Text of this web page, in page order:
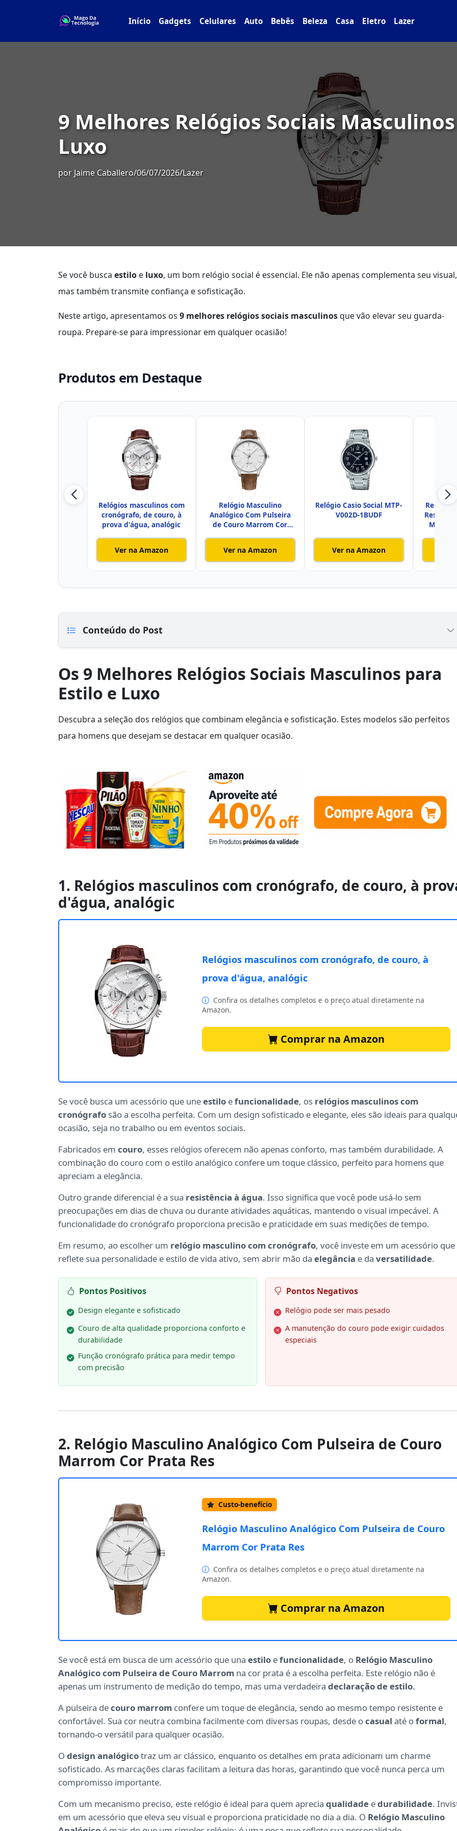
Início Gadgets Celulares Auto Bebês Beleza Casa Eletro Lazer
9 Melhores Relógios Sociais
Luxo
por Jaime Caballero/06/07/2026/Lazer
Se você busca estilo e luxo, um bom relógio social é essencial. Ele não apenas complementa seu visual,
mas também transmite confiança e sofisticação.
Neste artigo, apresentamos os 9 melhores relógios sociais masculinosque vão elevar seu guarda-
roupa. Prepare-se para impressionar em qualquer ocasião!
Produtos em Destaque
Relógios masculinos com
cronógrafo, de couro, à
prova d'água, analógic
Ver na Amazon
Relógio Masculino
Analógico Com Pulseira
de Couro Marrom Cor
Ver na Amazon
Relógio Casio Social MTP-
V002D-1BUDF
Ver na Amazon
Relógio
Conteúdo do Post
Os 9 Melhores Relógios Sociais Masculinos para
Estilo e Luxo
Descubra a seleção dos relógios que combinam elegância e sofisticação. Estes modelos são perfeitos
para homens que desejam se destacar em qualquer ocasião.
1. Relógios masculinos com cronógrafo, de couro, à
d'água, analógic
Relógios masculinos com cronógrafo, de couro, à
prova d'água, analógic
Confira os detalhes completos e o preço atual diretamente na
Amazon.
Comprar na Amazon
Se você busca um acessório que uneestilo efuncionalidade, os relógios masculinos com
cronógrafo são a escolha perfeita. Com um design sofisticado e elegante, eles são ideais para
ocasião, seja no trabalho ou em eventos sociais.
Fabricados em couro, esses relógios oferecem não apenas conforto, mas também durabilidade. A
combinação do couro com o estilo analógico confere um toque clássico, perfeito para homens que
apreciam a elegância.
Outro grande diferencial é a sua resistência à água. Isso significa que você pode usá-lo sem
preocupações em dias de chuva ou durante atividades aquáticas, mantendo o visual impecável. A
funcionalidade do cronógrafo proporciona precisão e praticidade em suas medições de tempo.
Em resumo, ao escolher um relógio masculino com cronógrafo, você investe em um acessório que
reflete sua personalidade e estilo de vida ativo, sem abrir mão da elegância e da versatilidade.
Pontos Positivos
Design elegante e sofisticado
Couro de alta qualidade proporciona conforto e
durabilidade
Função cronógrafo prática para medir tempo
com precisão
Pontos Negativos
Relógio pode ser mais pesado
A manutenção do couro pode exigir cuidados
especiais
2. Relógio Masculino Analógico Com Pulseira de Couro
Marrom Cor Prata Res
Custo-benefício
Relógio Masculino Analógico Com Pulseira de Couro
Marrom Cor Prata Res
Confira os detalhes completos e o preço atual diretamente na
Amazon.
Comprar na Amazon
Se você está em busca de um acessório que una estilo efuncionalidade, o Relógio Masculino
Analógico com Pulseira de Couro Marrom na cor prata é a escolha perfeita. Este relógio não é
apenas um instrumento de medição do tempo, mas uma verdadeira declaração de estilo.
A pulseira decouro marrom confere um toque de elegância, sendo ao mesmo tempo resistente e
confortável. Sua cor neutra combina facilmente com diversas roupas, desde ocasual até oformal,
tornando-o versátil para qualquer ocasião.
O design analógicotraz um ar clássico, enquanto os detalhes em prata adicionam um charme
sofisticado. As marcações claras facilitam a leitura das horas, garantindo que você nunca perca um
compromisso importante.
Com um mecanismo preciso, este relógio é ideal para quem aprecia qualidade edurabilidade.
em um acessório que eleva seu visual e proporciona praticidade no dia a dia. O Relógio Masculino